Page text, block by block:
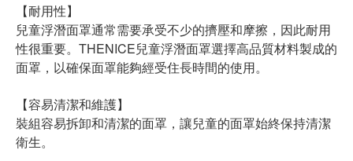
【耐用性】
兒童浮潛面罩通常需要承受不少的擠壓和摩擦，因此耐用
性很重要。THENICE兒童浮潛面罩選擇高品質材料製成的
面罩，以確保面罩能夠經受住長時間的使用。
【容易清潔和維護】
裝組容易拆卸和清潔的面罩，讓兒童的面罩始終保持清潔
衛生。